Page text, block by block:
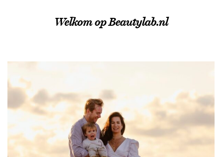
Welkom op Beautylab.nl